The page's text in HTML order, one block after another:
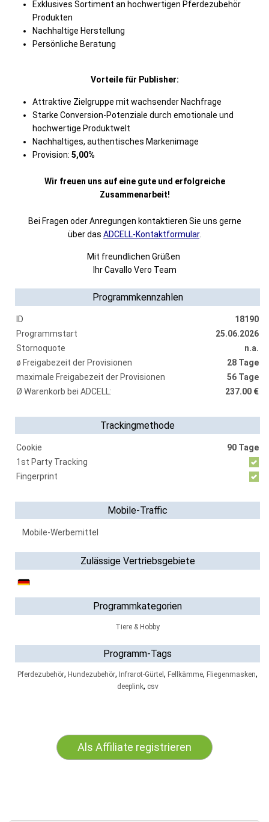
Exklusives Sortiment an hochwertigen Pferdezubehör
Produkten
Nachhaltige Herstellung
Persönliche Beratung
Vorteile für Publisher:
Attraktive Zielgruppe mit wachsender Nachfrage
Starke Conversion-Potenziale durch emotionale und
hochwertige Produktwelt
Nachhaltiges, authentisches Markenimage
Provision: 5,00%
Wir freuen uns auf eine gute und erfolgreiche
Zusammenarbeit!
Bei Fragen oder Anregungen kontaktieren Sie uns gerne
über das ADCELL-Kontaktformular.
Mit freundlichen Grüßen
Ihr Cavallo Vero Team
Programmkennzahlen
ID
18190
Programmstart
25.06.2026
Stornoquote
n.a.
ø Freigabezeit der Provisionen
28 Tage
maximale Freigabezeit der Provisionen
56 Tage
Ø Warenkorb bei ADCELL:
237.00 €
Trackingmethode
Cookie
90 Tage
1st Party Tracking
Fingerprint
Mobile-Traffic
Mobile-Werbemittel
Zulässige Vertriebsgebiete
Programmkategorien
Tiere & Hobby
Programm-Tags
Pferdezubehör, Hundezubehör, Infrarot-Gürtel , Fellkämme, Fliegenmasken,
deeplink, csv
Als Affiliate registrieren